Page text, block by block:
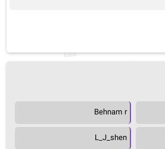
Behnam r
L_J_shen